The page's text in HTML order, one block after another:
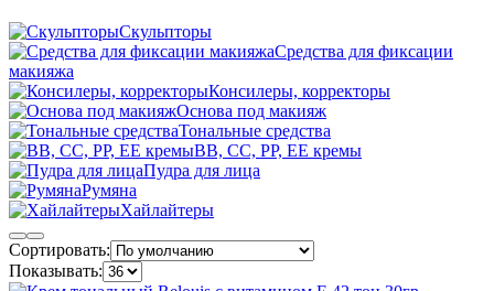
Скульпторы
Средства для фиксации
макияжа
Консилеры, корректоры
Основа под макияж
Тональные средства
BB, CC, PP, EE кремы
Пудра для лица
Румяна
Хайлайтеры
Сортировать:
Показывать: